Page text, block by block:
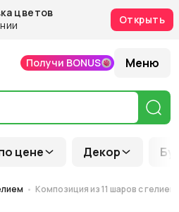
цветов
Открыть
цене Декор
Получи BONUS Меню
Композиция из 11 шаров с